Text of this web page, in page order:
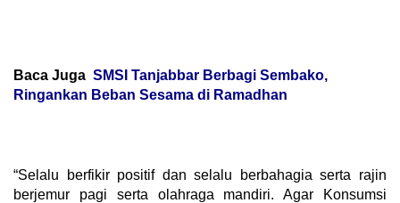
Baca Juga SMSI Tanjabbar Berbagi Sembako,
Ringankan Beban Sesama di Ramadhan
“Selalu berfikir positif dan selalu berbahagia serta rajin
berjemur pagi serta olahraga mandiri. Agar Konsumsi